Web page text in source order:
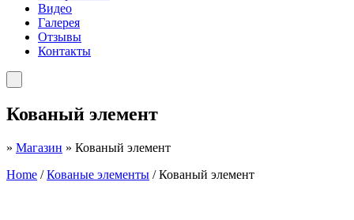
Видео
Галерея
Отзывы
Контакты
Кованый элемент
» Магазин » Кованый элемент
Home /Кованые элементы / Кованый элемент